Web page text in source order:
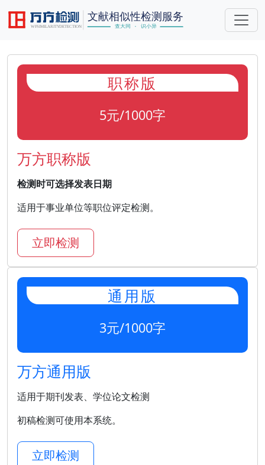
职称版
5元/1000字
万方职称版
检测时可选择发表日期
适用于事业单位等职位评定检测。
立即检测
通用版
3元/1000字
万方通用版
适用于期刊发表、学位论文检测
初稿检测可使用本系统。
立即检测